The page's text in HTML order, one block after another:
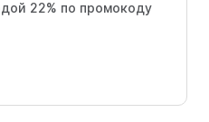
22% по промокоду